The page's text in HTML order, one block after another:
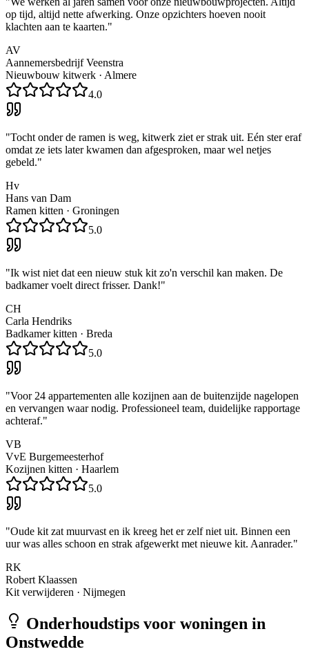
op tijd, altijd nette afwerking. Onze opzichters hoeven nooit
klachten aan te kaarten."
AV
Aannemersbedrijf Veenstra
Nieuwbouw kitwerk · Almere
4.0
"Tocht onder de ramen is weg, kitwerk ziet er strak uit. Eén ster eraf
omdat ze iets later kwamen dan afgesproken, maar wel netjes
gebeld."
Hv
Hans van Dam
Ramen kitten · Groningen
5.0
"Ik wist niet dat een nieuw stuk kit zo'n verschil kan maken. De
badkamer voelt direct frisser. Dank!"
CH
Carla Hendriks
Badkamer kitten · Breda
5.0
"Voor 24 appartementen alle kozijnen aan de buitenzijde nagelopen
en vervangen waar nodig. Professioneel team, duidelijke rapportage
achteraf."
VB
VvE Burgemeesterhof
Kozijnen kitten · Haarlem
5.0
"Oude kit zat muurvast en ik kreeg het er zelf niet uit. Binnen een
uur was alles schoon en strak afgewerkt met nieuwe kit. Aanrader."
RK
Robert Klaassen
Kit verwijderen · Nijmegen
Onderhoudstips voor woningen in
Onstwedde